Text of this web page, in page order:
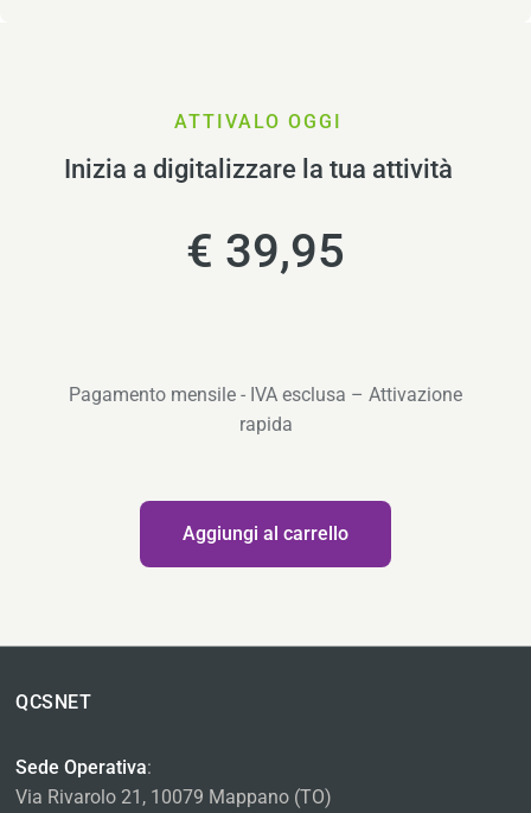
ATTIVALO OGGI
Inizia a digitalizzare la tua attività
€ 39,95
Pagamento mensile - IVA esclusa – Attivazione
rapida
Aggiungi al carrello
QCSNET
Sede Operativa:
Via Rivarolo 21, 10079 Mappano (TO)